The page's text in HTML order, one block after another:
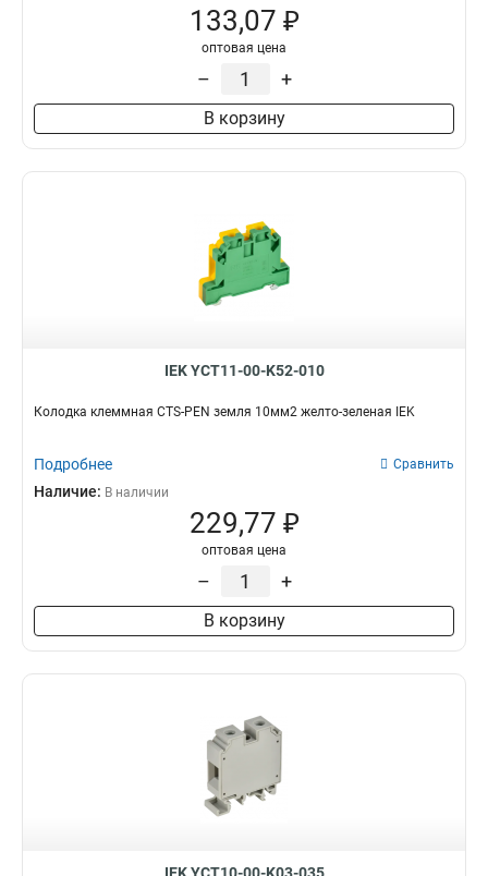
133,07 ₽
оптовая цена
– +
В корзину
IEK YCT11-00-K52-010
Колодка клеммная CTS-PEN земля 10мм2 желто-зеленая IEK
Подробнее Сравнить
Наличие: В наличии
229,77 ₽
оптовая цена
– +
В корзину